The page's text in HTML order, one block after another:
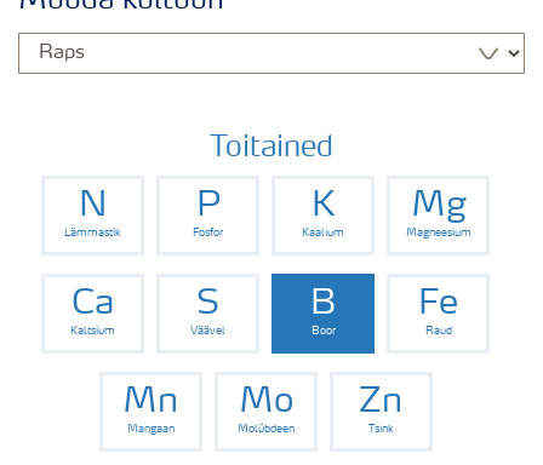
Rapsi saak
Rapsi puudushaigused
Väetamisprogrammid
Toitained
N
Lämmastik
P
Fosfor
K
Kaalium
Mg
Magneesium
Ca
Kaltsium
S
Väävel
B
Boor
Fe
Raud
Mn
Mangaan
Mo
Molübdeen
Zn
Tsink